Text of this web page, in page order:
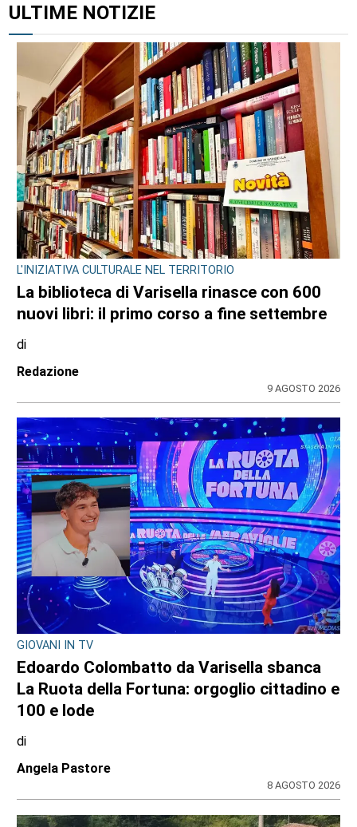
ULTIME NOTIZIE
L'INIZIATIVA CULTURALE NEL TERRITORIO
La biblioteca di Varisella rinasce con 600
nuovi libri: il primo corso a fine settembre
di
Redazione
9 AGOSTO 2026
GIOVANI IN TV
Edoardo Colombatto da Varisella sbanca
La Ruota della Fortuna: orgoglio cittadino e
100 e lode
di
Angela Pastore
8 AGOSTO 2026